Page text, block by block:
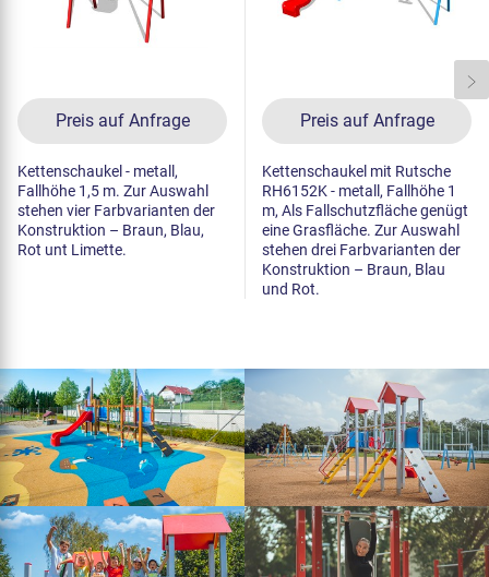
Preis auf Anfrage
Kettenschaukel - metall,
Fallhöhe 1,5 m. Zur Auswahl
stehen vier Farbvarianten der
Konstruktion – Braun, Blau,
Rot unt Limette.
Preis auf Anfrage
Kettenschaukel mit Rutsche
RH6152K - metall, Fallhöhe 1
m, Als Fallschutzfläche genügt
eine Grasfläche. Zur Auswahl
stehen drei Farbvarianten der
Konstruktion – Braun, Blau
und Rot.